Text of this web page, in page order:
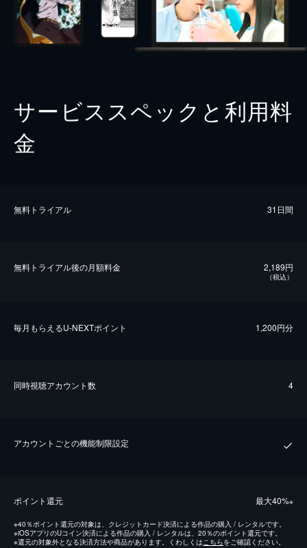
サービススペックと利用料
金
無料トライアル 31日間
無料トライアル後の⽉額料金 2,189円
（税込）
毎⽉もらえるU-NEXTポイント 1,200円分
同時視聴アカウント数 4
アカウントごとの機能制限設定
ポイント還元 最⼤40%※
※40％ポイント還元の対象は、クレジットカード決済による作品の購入 / レンタルです。
※iOSアプリのUコイン決済による作品の購入 / レンタルは、20％のポイント還元です。
※還元の対象外となる決済方法や商品があります。くわしくはこちらをご確認ください。